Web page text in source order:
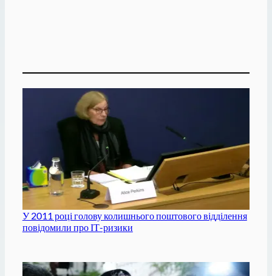
У 2011 році голову колишнього поштового відділення
повідомили про ІТ-ризики